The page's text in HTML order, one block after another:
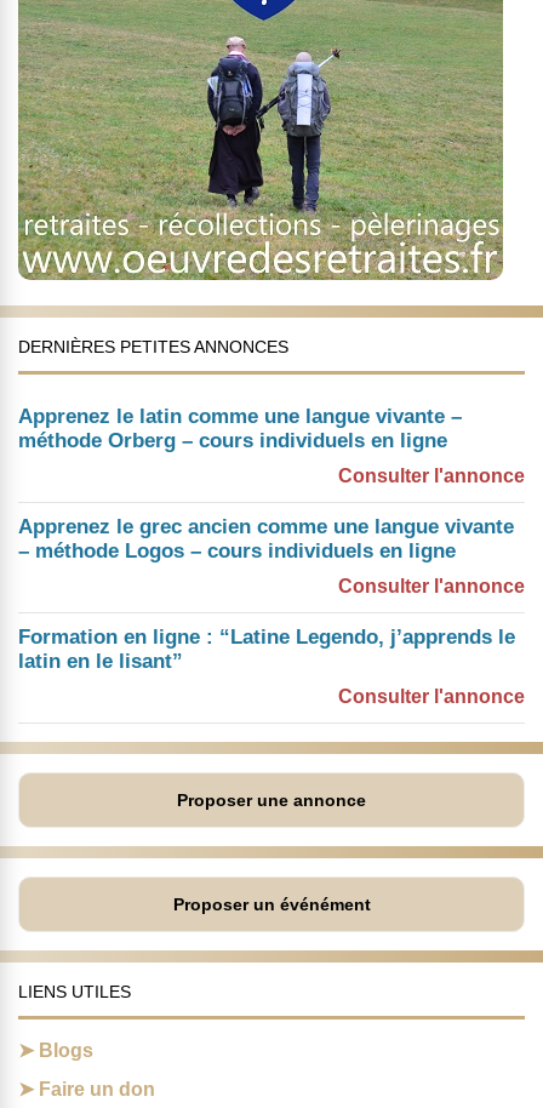
DERNIÈRES PETITES ANNONCES
Apprenez le latin comme une langue vivante –
méthode Orberg – cours individuels en ligne
Consulter l'annonce
Apprenez le grec ancien comme une langue vivante
– méthode Logos – cours individuels en ligne
Consulter l'annonce
Formation en ligne : “Latine Legendo, j’apprends le
latin en le lisant”
Consulter l'annonce
Proposer une annonce
Proposer un événément
LIENS UTILES
Blogs
Faire un don